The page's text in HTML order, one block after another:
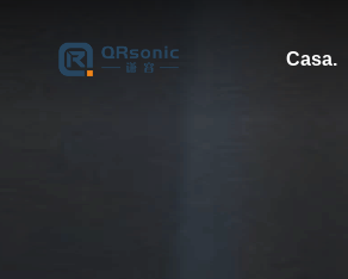
Casa.